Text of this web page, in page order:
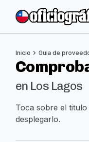
Inicio chevron_right Guia de
en Los Lagos
Toca sobre el
desplegarlo.